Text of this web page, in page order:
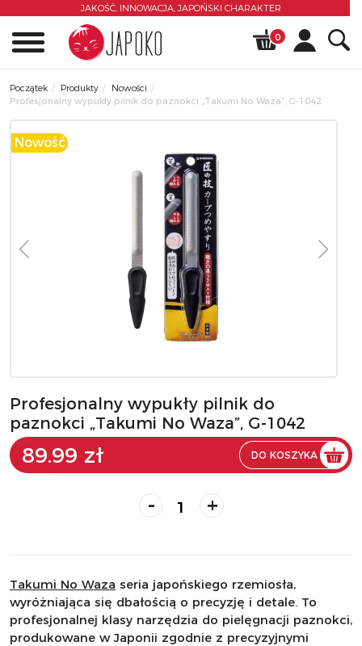
JAKOŚĆ, INNOWACJA, JAPOŃSKI CHARAKTER
0
Początek Produkty
Nowości
Profesjonalny wypukły pilnik do paznokci „Takumi No Waza”, G-1042
Nowość
Profesjonalny wypukły pilnik do
paznokci „Takumi No Waza”, G-1042
89.99 zł DO KOSZYKA
- +
Takumi No Waza seria japońskiego rzemiosła,
wyróżniająca się dbałością o precyzję i detale. To
profesjonalnej klasy narzędzia do pielęgnacji paznokci,
produkowane w Japonii zgodnie z precyzyjnymi